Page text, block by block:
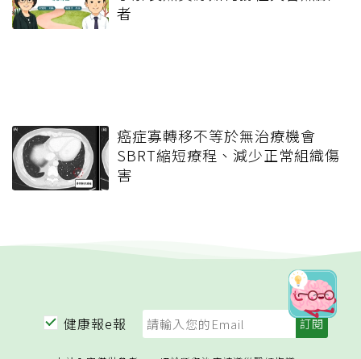
者
癌症寡轉移不等於無治療機會
SBRT縮短療程、減少正常組織傷
害
健康報e報